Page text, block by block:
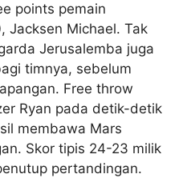
points pemain
Jacksen Michael. Tak
Jerusalemba juga
timnya, sebelum
Free throw
Ryan pada detik-detik
membawa Mars
Skor tipis 24-23 milik
pertandingan.